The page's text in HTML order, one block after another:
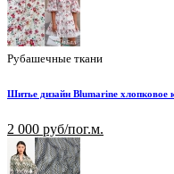
Рубашечные ткани
Шитье дизайн Blumarine хлопковое
2 000 руб/пог.м.